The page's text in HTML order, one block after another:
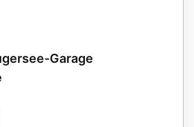
Garage